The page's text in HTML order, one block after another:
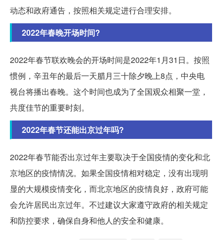
动态和政府通告，按照相关规定进行合理安排。
2022年春晚开场时间?
2022年春节联欢晚会的开场时间是2022年1月31日。按照
惯例，辛丑年的最后一天腊月三十除夕晚上8点，中央电
视台将播出春晚。这个时间也成为了全国观众相聚一堂，
共度佳节的重要时刻。
2022年春节还能出京过年吗?
2022年春节能否出京过年主要取决于全国疫情的变化和北
京地区的疫情情况。如果全国疫情相对稳定，没有出现明
显的大规模疫情变化，而北京地区的疫情良好，政府可能
会允许居民出京过年。不过建议大家遵守政府的相关规定
和防控要求，确保自身和他人的安全和健康。